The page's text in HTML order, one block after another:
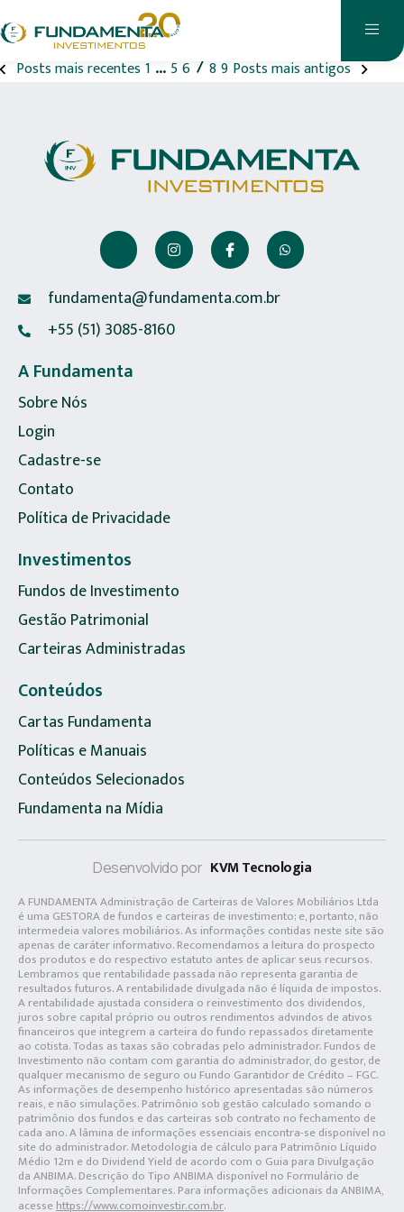
na mídia
Posts mais recentes 1 … 56 7 89 Posts mais antigos
fundamenta@fundamenta.com.br
+55 (51) 3085-8160
A Fundamenta
Sobre Nós
Login
Cadastre-se
Contato
Política de Privacidade
Investimentos
Fundos de Investimento
Gestão Patrimonial
Carteiras Administradas
Conteúdos
Cartas Fundamenta
Políticas e Manuais
Conteúdos Selecionados
Fundamenta na Mídia
Desenvolvido por KVM Tecnologia
A FUNDAMENTA Administração de Carteiras de Valores Mobiliários Ltda
é uma GESTORA de fundos e carteiras de investimento; e, portanto, não
intermedeia valores mobiliários. As informações contidas neste site são
apenas de caráter informativo. Recomendamos a leitura do prospecto
dos produtos e do respectivo estatuto antes de aplicar seus recursos.
Lembramos que rentabilidade passada não representa garantia de
resultados futuros. A rentabilidade divulgada não é líquida de impostos.
A rentabilidade ajustada considera o reinvestimento dos dividendos,
juros sobre capital próprio ou outros rendimentos advindos de ativos
financeiros que integrem a carteira do fundo repassados diretamente
ao cotista. Todas as taxas são cobradas pelo administrador. Fundos de
Investimento não contam com garantia do administrador, do gestor, de
qualquer mecanismo de seguro ou Fundo Garantidor de Crédito – FGC.
As informações de desempenho histórico apresentadas são números
reais, e não simulações. Patrimônio sob gestão calculado somando o
patrimônio dos fundos e das carteiras sob contrato no fechamento de
cada ano. A lâmina de informações essenciais encontra-se disponível no
site do administrador. Metodologia de cálculo para Patrimônio Líquido
Médio 12m e do Dividend Yield de acordo com o Guia para Divulgação
da ANBIMA. Descrição do Tipo ANBIMA disponível no Formulário de
Informações Complementares. Para informações adicionais da ANBIMA,
acessehttps://www.comoinvestir.com.br.